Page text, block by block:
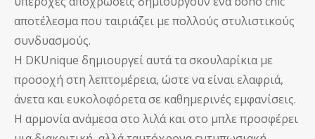
αποτέλεσμα που ταιριάζει με πολλούς στυλιστικούς
συνδυασμούς.
Η DKUnique δημιουργεί αυτά τα σκουλαρίκια με
προσοχή στη λεπτομέρεια, ώστε να είναι ελαφριά,
άνετα και ευκολοφόρετα σε καθημερινές εμφανίσεις.
Η αρμονία ανάμεσα στο λιλά και στο μπλε προσφέρει